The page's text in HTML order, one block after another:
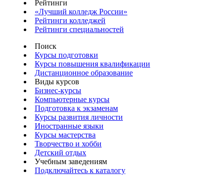
Рейтинги
«Лучший колледж России»
Рейтинги колледжей
Рейтинги специальностей
Поиск
Курсы подготовки
Курсы повышения квалификации
Дистанционное образование
Виды курсов
Бизнес-курсы
Компьютерные курсы
Подготовка к экзаменам
Курсы развития личности
Иностранные языки
Курсы мастерства
Творчество и хобби
Детский отдых
Учебным заведениям
Подключайтесь к каталогу